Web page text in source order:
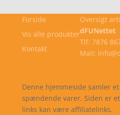
Forside
Vis alle produkter
Kontakt
Oversigt
dFUNettet
Tlf: 7876
Mail:
Denne hjemmeside samler
spændende varer. Siden er
links kan være affiliatelinks.